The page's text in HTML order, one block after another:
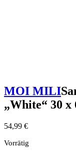
MOI MILI
„White“ 30 x
54,99 €
Vorrätig